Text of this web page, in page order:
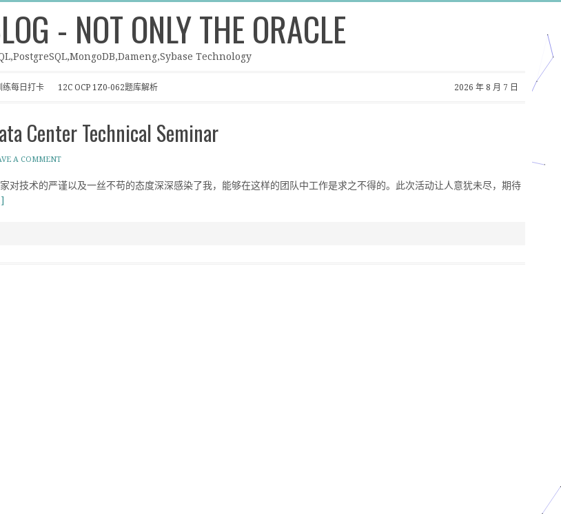
- NOT ONLY THE ORACLE
Technology
练每日打卡 12C OCP 1Z0-062题库解析 2026 年 8 月 7 日
Center Technical Seminar
A COMMENT
对技术的严谨以及一丝不苟的态度深深感染了我，能够在这样的团队中工作是求之不得的。此次活动让人意犹未尽，期待